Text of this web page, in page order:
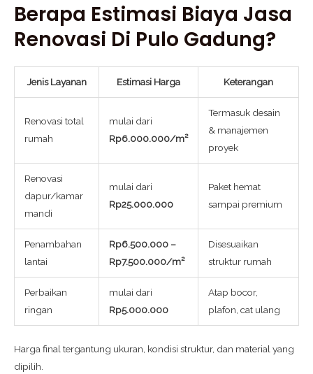
Berapa Estimasi Biaya Jasa
Renovasi Di Pulo Gadung?
Jenis Layanan Estimasi Harga Keterangan
Renovasi total
rumah
mulai dari
Rp6.000.000/m²
Termasuk desain
& manajemen
proyek
Renovasi
dapur/kamar
mandi
mulai dari
Rp25.000.000
Paket hemat
sampai premium
Penambahan
lantai
Rp6.500.000 –
Rp7.500.000/m²
Disesuaikan
struktur rumah
Perbaikan
ringan
mulai dari
Rp5.000.000
Atap bocor,
plafon, cat ulang
Harga final tergantung ukuran, kondisi struktur, dan material yang
dipilih.